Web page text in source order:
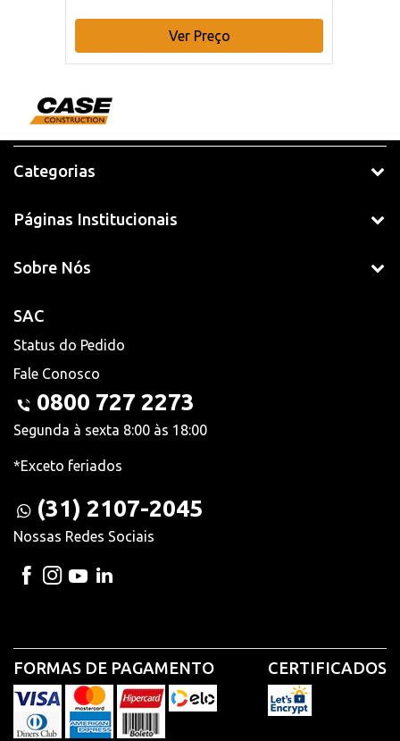
Ver Preço
Categorias
Páginas Institucionais
Sobre Nós
SAC
Status do Pedido
Fale Conosco
0800 727 2273
Segunda à sexta 8:00 às 18:00
*Exceto feriados
(31) 2107-2045
Nossas Redes Sociais
FORMAS DE PAGAMENTO CERTIFICADOS